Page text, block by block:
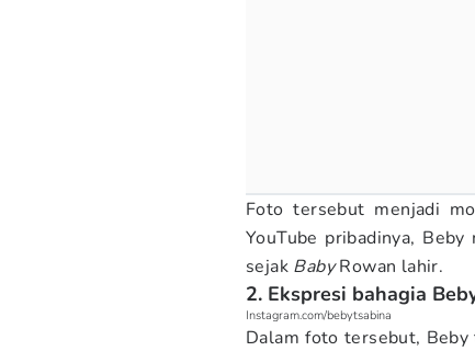
Foto tersebut menjadi
YouTube pribadinya,
sejak BabyRowan lahir.
2. Ekspresi bahagia
Instagram.com/bebytsabina
Dalam foto tersebut, Beby